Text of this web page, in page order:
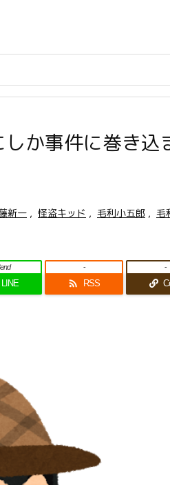
か事件に巻き込
新一 , 怪盗キッド , 毛利小五郎 , 毛
LINE  RSS
- -